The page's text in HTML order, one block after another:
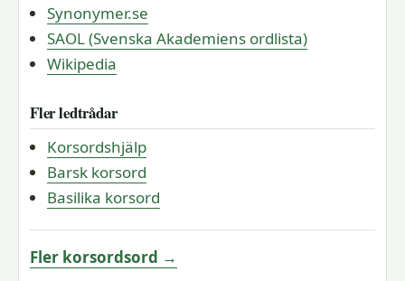
Synonymer.se
SAOL (Svenska Akademiens ordlista)
Wikipedia
Fler ledtrådar
Korsordshjälp
Barsk korsord
Basilika korsord
Fler korsordsord →